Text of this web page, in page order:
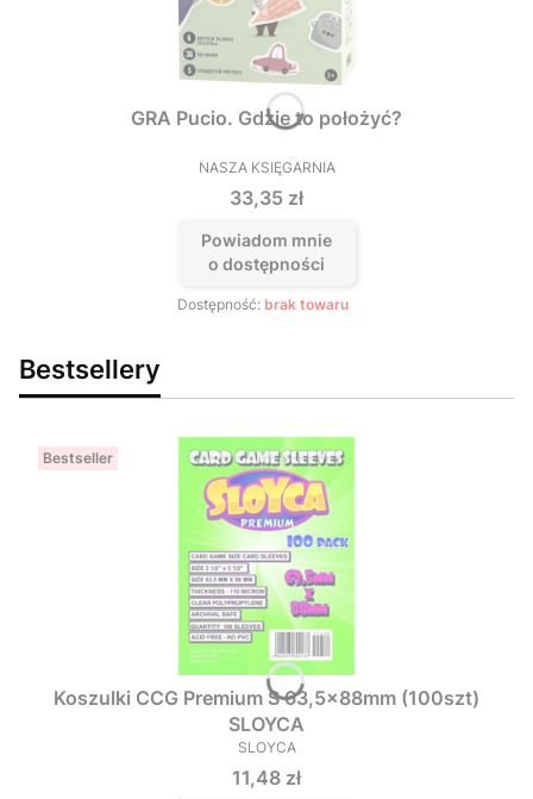
GRA Pucio. Gdzie to położyć?
PRODUCENT
NASZA KSIĘGARNIA
Cena
33,35 zł
Powiadom mnie
o dostępności
Dostępność: brak towaru
Bestsellery
Bestseller
Koszulki CCG Premium S 63,5x88mm (100szt)
SLOYCA
PRODUCENT
SLOYCA
Cena
11,48 zł